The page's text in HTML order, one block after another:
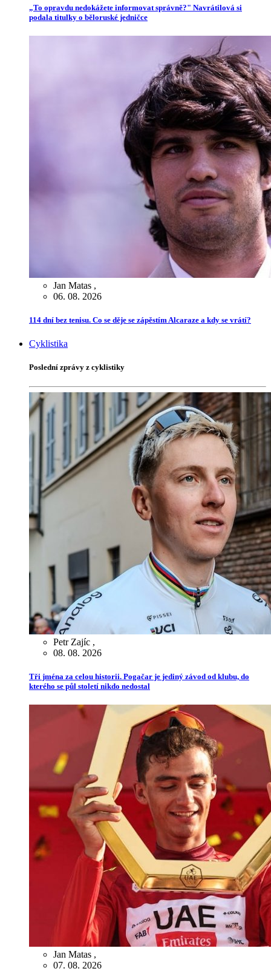
„To opravdu nedokážete informovat správně?" Navrátilová si
podala titulky o běloruské jedničce
Jan Matas ,
06. 08. 2026
114 dní bez tenisu. Co se děje se zápěstím Alcaraze a kdy se vrátí?
Cyklistika
Poslední zprávy z cyklistiky
Petr Zajíc ,
08. 08. 2026
Tři jména za celou historii. Pogačar je jediný závod od klubu, do
kterého se půl století nikdo nedostal
Jan Matas ,
07. 08. 2026